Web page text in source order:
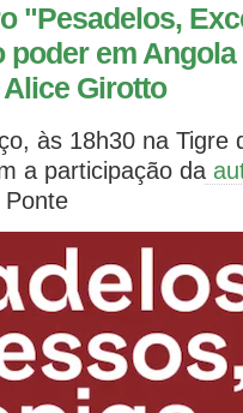
"Pesadelos,
poder em
Girotto
às 18h30 na Tigre
a participação da